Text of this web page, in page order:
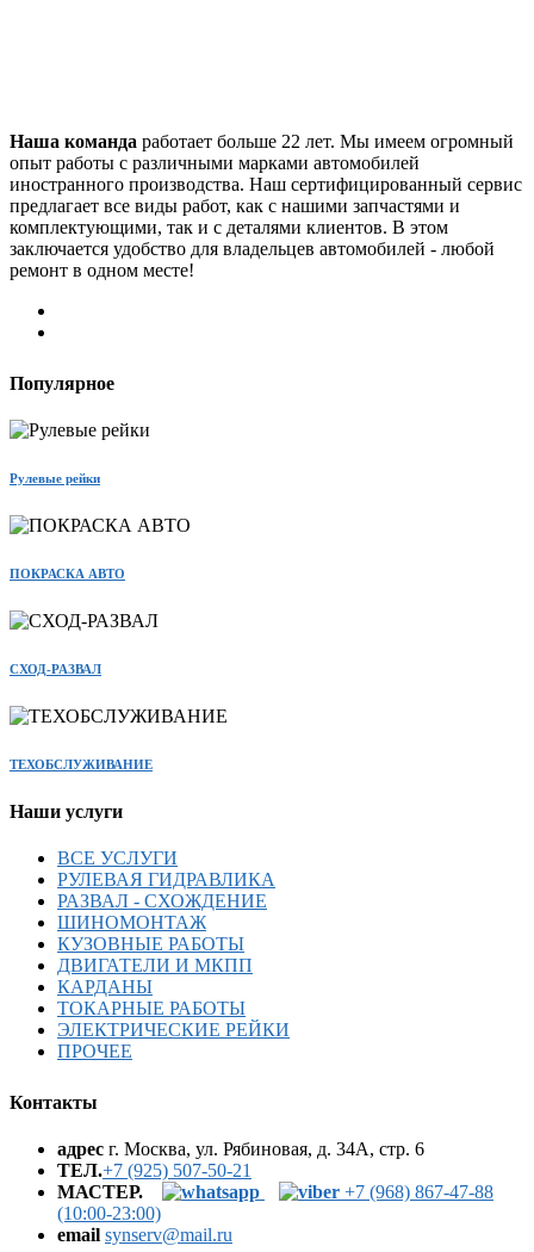
Наша команда работает больше 22 лет. Мы имеем огромный
опыт работы с различными марками автомобилей
иностранного производства. Наш сертифицированный сервис
предлагает все виды работ, как с нашими запчастями и
комплектующими, так и с деталями клиентов. В этом
заключается удобство для владельцев автомобилей - любой
ремонт в одном месте!
Популярное
Рулевые рейки
ПОКРАСКА АВТО
СХОД-РАЗВАЛ
ТЕХОБСЛУЖИВАНИЕ
Наши услуги
ВСЕ УСЛУГИ
РУЛЕВАЯ ГИДРАВЛИКА
РАЗВАЛ - СХОЖДЕНИЕ
ШИНОМОНТАЖ
КУЗОВНЫЕ РАБОТЫ
ДВИГАТЕЛИ И МКПП
КАРДАНЫ
ТОКАРНЫЕ РАБОТЫ
ЭЛЕКТРИЧЕСКИЕ РЕЙКИ
ПРОЧЕЕ
Контакты
адрес г. Москва, ул. Рябиновая, д. 34А, стр. 6
ТЕЛ.+7 (925) 507-50-21
МАСТЕР.
+7 (968) 867-47-88
(10:00-23:00)
email synserv@mail.ru